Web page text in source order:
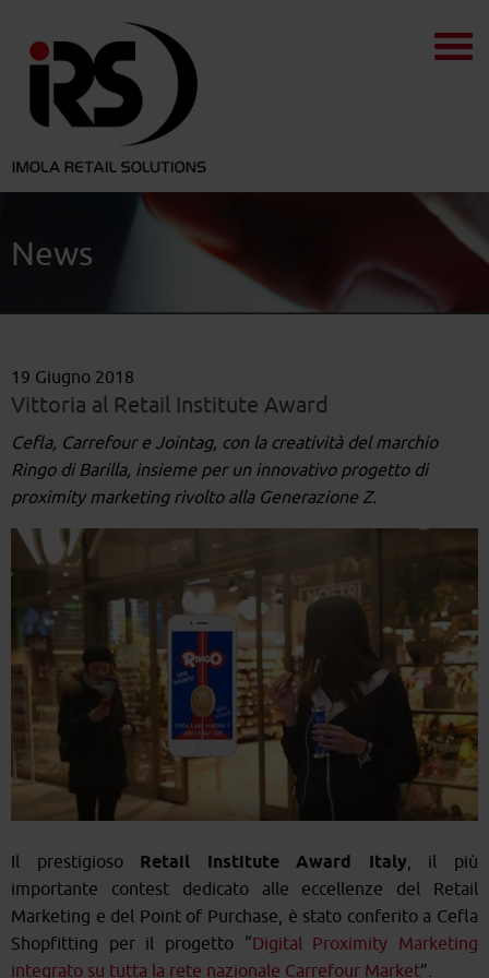
News
19 Giugno 2018
Vittoria al Retail Institute Award
Cefla, Carrefour e Jointag, con la creatività del marchio
Ringo di Barilla, insieme per un innovativo progetto di
proximity marketing rivolto alla Generazione Z.
Il prestigioso Retail Institute Award Italy, il più
importante contest dedicato alle eccellenze del Retail
Marketing e del Point of Purchase, è stato conferito a Cefla
Shopfitting per il progetto “Digital Proximity Marketing
integrato su tutta la rete nazionale Carrefour Market”.